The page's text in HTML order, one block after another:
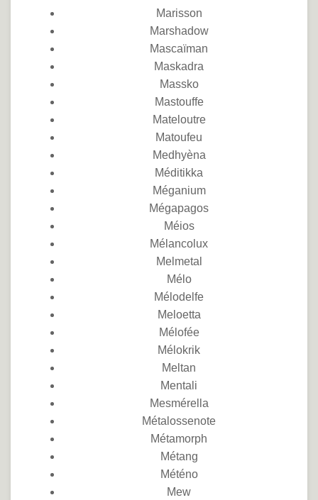
Marisson
Marshadow
Mascaïman
Maskadra
Massko
Mastouffe
Mateloutre
Matoufeu
Medhyèna
Méditikka
Méganium
Mégapagos
Méios
Mélancolux
Melmetal
Mélo
Mélodelfe
Meloetta
Mélofée
Mélokrik
Meltan
Mentali
Mesmérella
Métalossenote
Métamorph
Métang
Météno
Mew